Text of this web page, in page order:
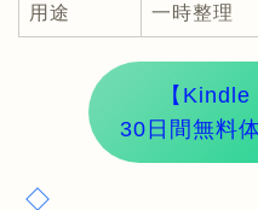
用途
一時整理
【
30日間無料